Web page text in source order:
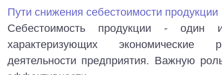
Пути снижения себестоимости продукции
Себестоимость продукции - один
характеризующих экономические
деятельности предприятия. Важную